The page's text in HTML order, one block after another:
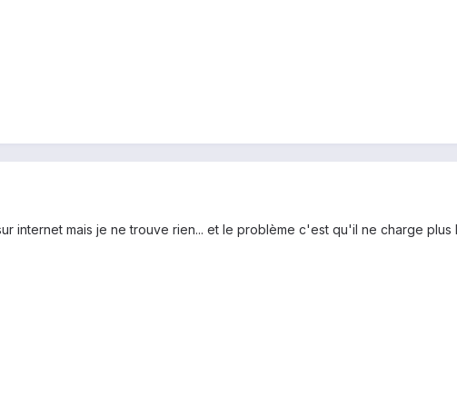
internet mais je ne trouve rien... et le problème c'est qu'il ne charge